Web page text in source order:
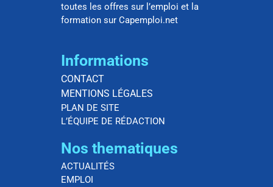
toutes les offres sur l’emploi et la
formation sur Capemploi.net
Informations
CONTACT
MENTIONS LÉGALES
PLAN DE SITE
L’ÉQUIPE DE RÉDACTION
Nos thematiques
ACTUALITÉS
EMPLOI